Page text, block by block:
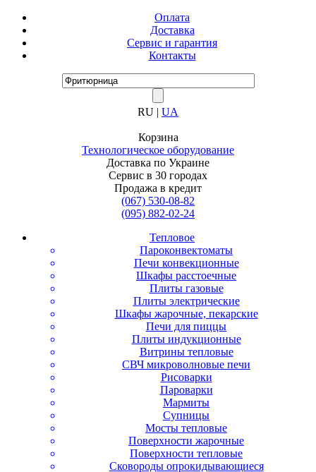
Оплата
Доставка
Сервис и гарантия
Контакты
RU | UA
Корзина
Технологическое оборудование
Доставка по Украине
Сервис в 30 городах
Продажа в кредит
(067) 530-08-82
(095) 882-02-24
Тепловое
Пароконвектоматы
Печи конвекционные
Шкафы расстоечные
Плиты газовые
Плиты электрические
Шкафы жарочные, пекарские
Печи для пиццы
Плиты индукционные
Витрины тепловые
СВЧ микроволновые печи
Рисоварки
Пароварки
Мармиты
Супницы
Мосты тепловые
Поверхности жарочные
Поверхности тепловые
Сковороды опрокидывающиеся